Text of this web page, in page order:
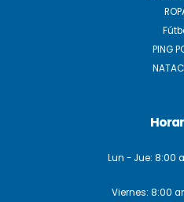
PING
Lun - Jue: 8:00
Viernes: 8:00